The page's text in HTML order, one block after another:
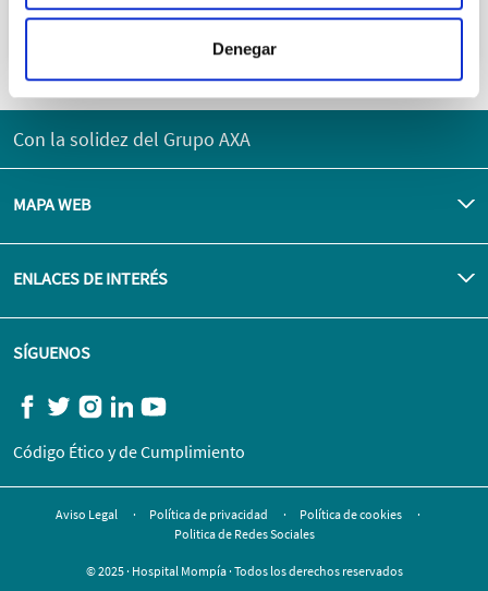
Denegar
Con la solidez del Grupo AXA
MAPA WEB
ENLACES DE INTERÉS
SÍGUENOS
Código Ético y de Cumplimiento
Aviso Legal Política de privacidad
Política de cookies
Politica de Redes Sociales
© 2025 · Hospital Mompía · Todos los derechos reservados